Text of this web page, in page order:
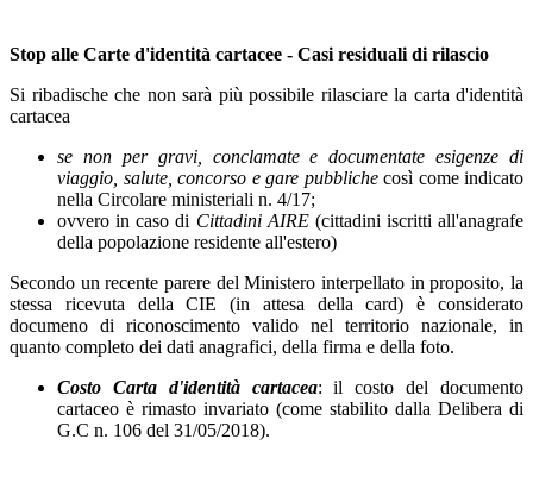
Stop alle Carte d'identità cartacee - Casi residuali di rilascio
Si ribadische che non sarà più possibile rilasciare la carta d'identità
cartacea
se non per gravi, conclamate e documentate esigenze di
viaggio, salute, concorso e gare pubblichecosì come indicato
nella Circolare ministeriali n. 4/17;
ovvero in caso di Cittadini AIRE(cittadini iscritti all'anagrafe
della popolazione residente all'estero)
Secondo un recente parere del Ministero interpellato in proposito, la
stessa ricevuta della CIE (in attesa della card) è considerato
documeno di riconoscimento valido nel territorio nazionale, in
quanto completo dei dati anagrafici, della firma e della foto.
Costo Carta d'identità cartacea: il costo del documento
cartaceo è rimasto invariato (come stabilito dalla Delibera di
G.C n. 106 del 31/05/2018).